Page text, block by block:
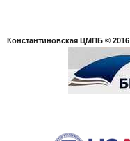
Константиновская ЦМПБ © 2016